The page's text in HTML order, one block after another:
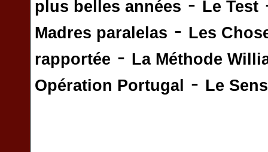
plus belles années
Le Test
Madres paralelas - Les
rapportée - La Méthode
Opération Portugal
- Le